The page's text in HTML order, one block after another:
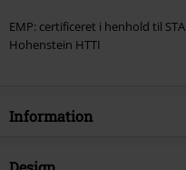
EMP: certificeret i henhold til
Hohenstein HTTI
Information
Artikelnr.